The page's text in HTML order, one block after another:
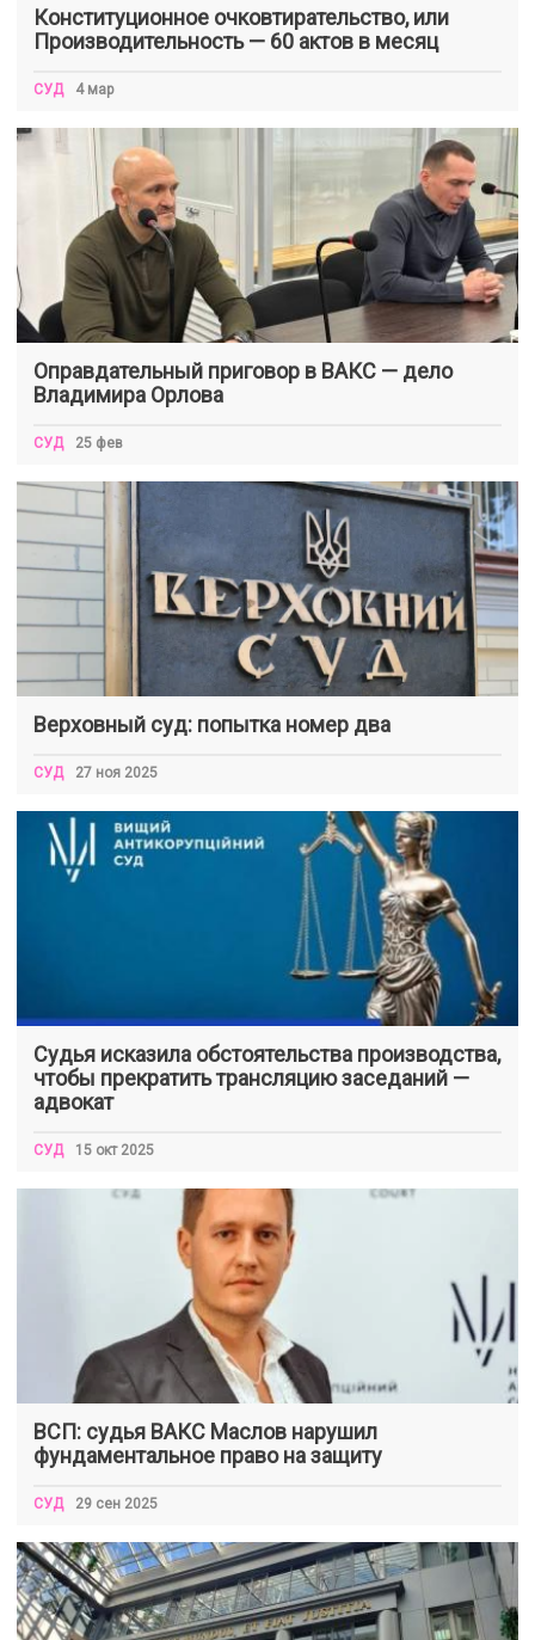
Конституционное очковтирательство, или
Производительность — 60 актов в месяц
СУД 4 мар
Оправдательный приговор в ВАКС — дело
Владимира Орлова
СУД 25 фев
Верховный суд: попытка номер два
СУД 27 ноя 2025
Судья исказила обстоятельства производства,
чтобы прекратить трансляцию заседаний —
адвокат
СУД 15 окт 2025
ВСП: судья ВАКС Маслов нарушил
фундаментальное право на защиту
СУД 29 сен 2025